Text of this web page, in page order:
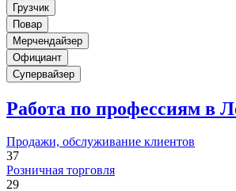
Грузчик
Повар
Мерчендайзер
Официант
Супервайзер
Работа по профессиям в
Продажи, обслуживание клиентов
37
Розничная торговля
29